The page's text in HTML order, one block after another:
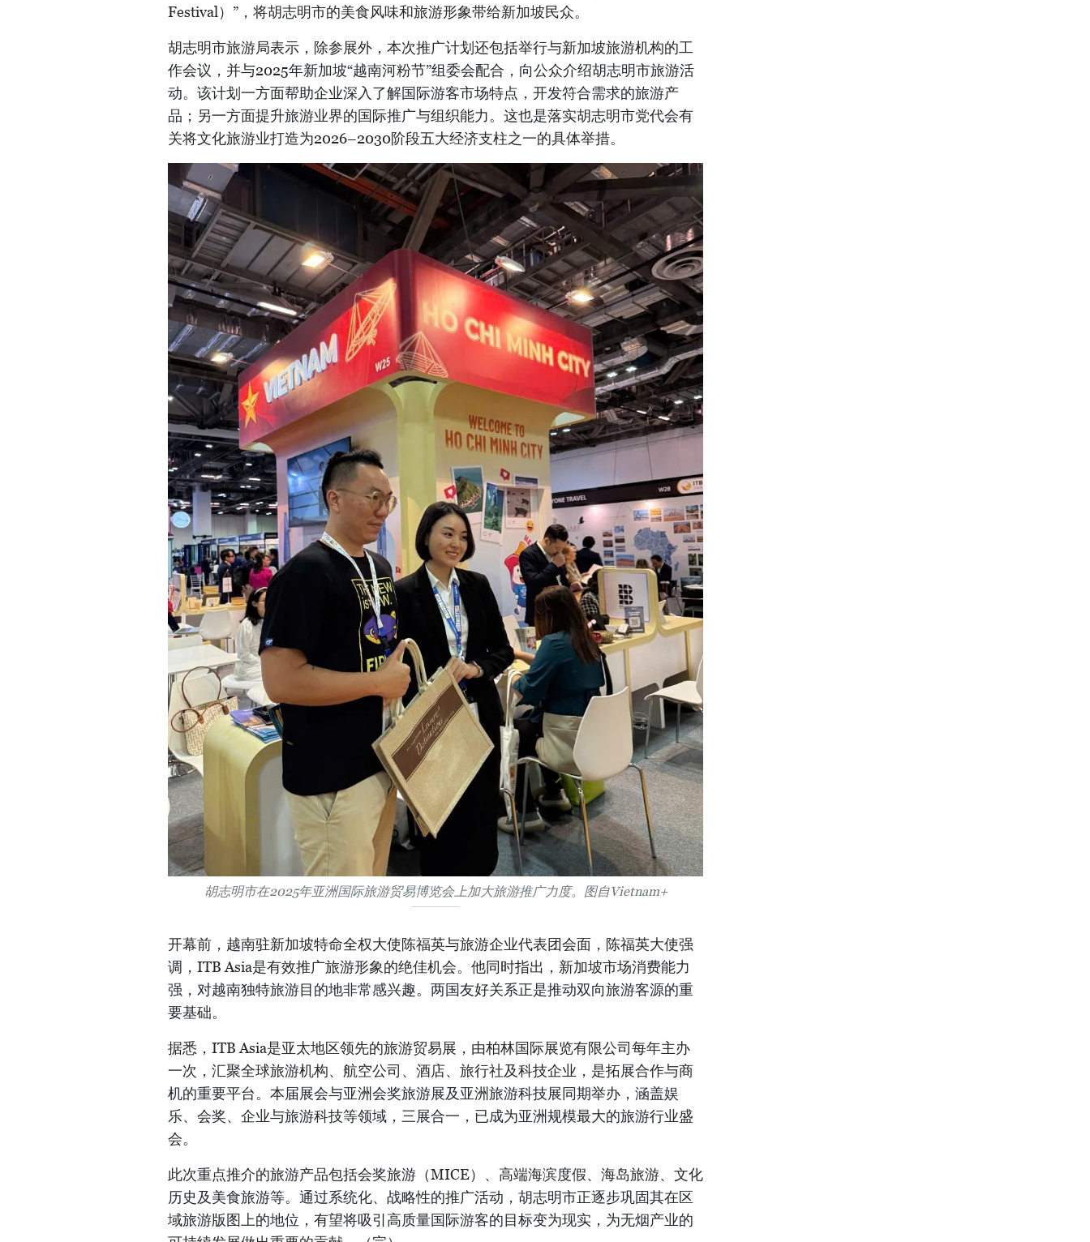
Festival）”，将胡志明市的美食风味和旅游形象带给新加坡民众。
胡志明市旅游局表示，除参展外，本次推广计划还包括举行与新加坡旅游机构的工
作会议，并与2025年新加坡“越南河粉节”组委会配合，向公众介绍胡志明市旅游活
动。该计划一方面帮助企业深入了解国际游客市场特点，开发符合需求的旅游产
品；另一方面提升旅游业界的国际推广与组织能力。这也是落实胡志明市党代会有
关将文化旅游业打造为2026–2030阶段五大经济支柱之一的具体举措。
胡志明市在2025年亚洲国际旅游贸易博览会上加大旅游推广力度。图自Vietnam+
开幕前，越南驻新加坡特命全权大使陈福英与旅游企业代表团会面，陈福英大使强
调，ITB Asia是有效推广旅游形象的绝佳机会。他同时指出，新加坡市场消费能力
强，对越南独特旅游目的地非常感兴趣。两国友好关系正是推动双向旅游客源的重
要基础。
据悉，ITB Asia是亚太地区领先的旅游贸易展，由柏林国际展览有限公司每年主办
一次，汇聚全球旅游机构、航空公司、酒店、旅行社及科技企业，是拓展合作与商
机的重要平台。本届展会与亚洲会奖旅游展及亚洲旅游科技展同期举办，涵盖娱
乐、会奖、企业与旅游科技等领域，三展合一，已成为亚洲规模最大的旅游行业盛
会。
此次重点推介的旅游产品包括会奖旅游（MICE）、高端海滨度假、海岛旅游、文化
历史及美食旅游等。通过系统化、战略性的推广活动，胡志明市正逐步巩固其在区
域旅游版图上的地位，有望将吸引高质量国际游客的目标变为现实，为无烟产业的